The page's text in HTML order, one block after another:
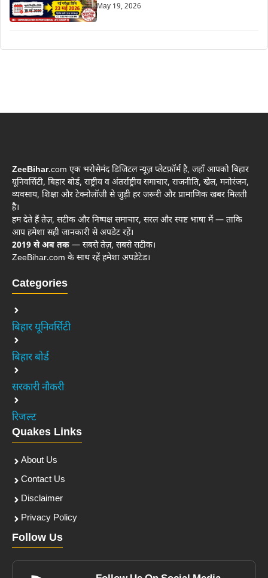
May 19, 2026
ZeeBihar.com एक भरोसेमंद डिजिटल न्यूज़ प्लेटफ़ॉर्म है, जहाँ आपको बिहार
यूनिवर्सिटी, बिहार बोर्ड, राष्ट्रीय व अंतर्राष्ट्रीय समाचार, राजनीति, खेल, मनोरंजन,
व्यवसाय, शिक्षा और टेक्नोलॉजी से जुड़ी हर जरूरी और प्रामाणिक खबर मिलती
है।
हम देते हैं तेज़, सटीक और निष्पक्ष समाचार, सरल और स्पष्ट भाषा में — ताकि
आप हमेशा सही जानकारी से अपडेट रहें।
2019 से अब तक — सबसे तेज़, सबसे सटीक।
ZeeBihar.com के साथ रहें हमेशा अपडेटेड।
Categories
बिहार यूनिवर्सिटी
बिहार बोर्ड
सरकारी नौकरी
रिजल्ट
Quakes Links
About Us
Contact Us
Disclaimer
Privacy Policy
Follow Us